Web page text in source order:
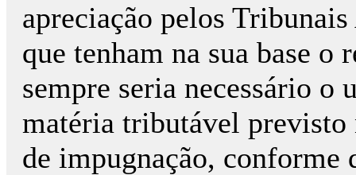
apreciação pelos
que tenham na sua base o
sempre seria necessário o
matéria tributável previsto
de impugnação, conforme